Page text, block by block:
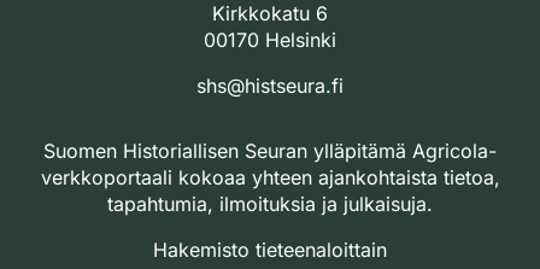
Kirkkokatu 6
00170 Helsinki
shs@histseura.fi
Suomen Historiallisen Seuran ylläpitämä Agricola-
verkkoportaali kokoaa yhteen ajankohtaista tietoa,
tapahtumia, ilmoituksia ja julkaisuja.
Hakemisto tieteenaloittain